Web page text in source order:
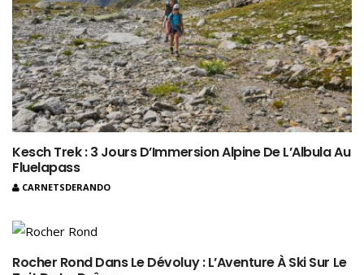
Kesch Trek : 3 Jours D’Immersion Alpine De L’Albula Au
Fluelapass
CARNETSDERANDO
Rocher Rond Dans Le Dévoluy : L’Aventure À Ski Sur Le